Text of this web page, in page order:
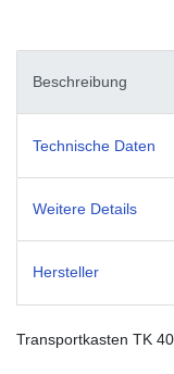
Beschreibung
Technische Daten
Weitere Details
Hersteller
Transportkasten TK